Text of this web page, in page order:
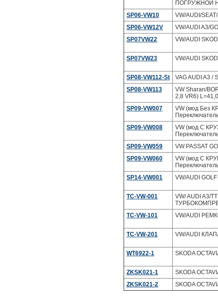
ПОГРУЖНОЙ
SP06-VW10
VW/AUDI/
SP06-VW12V
VW/AUDI A3/
SP07VW22
VW/AUDI
SP07VW23 VW/AUDI
SP08-VW112-St
VAG AUDI A3 /
SP08-VW113
VW Sharan/
2,8 VR6)
SP09-VW007
VW (мод Без
SP09-VW008
VW (мод С
SP09-VW059
VW PASSAT
SP09-VW060
VW (мод С
SP14-VW001
VW/AUDI
TC-VW-001
VW/ AUDI A3/
TC-VW-101
VW/AUDI
TC-VW-201 VW/AUDI
WT6922-1 SKODA
ZKSK021-1
SKODA
ZKSK021-2
SKODA